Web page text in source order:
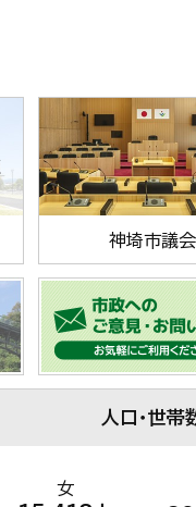
神埼市議会
人口・世帯
女